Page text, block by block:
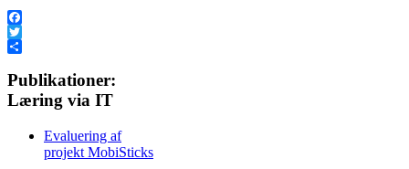
Facebook
Twitter
Publikationer:
Læring via IT
Evaluering af
projekt MobiSticks